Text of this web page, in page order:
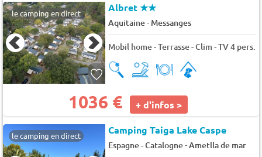
le camping en direct Albret★★
Aquitaine- Messanges
Mobil home - Terrasse - Clim - TV 4 pers.
1036 € + d'infos >
le camping en direct Camping Taiga Lake Caspe
Espagne - Catalogne-Ametlla de mar